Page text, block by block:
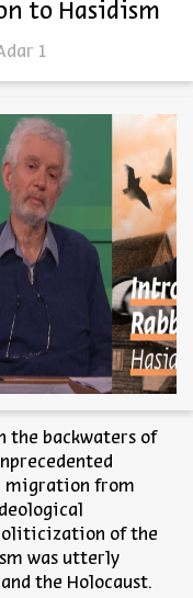
to Hasidism
1
the backwaters of
migration from
of the
was utterly
the Holocaust.